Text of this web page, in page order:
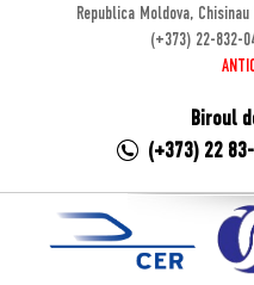
Republica Moldova,
(+373) 22-832-
Biroul
(+373) 22 83-